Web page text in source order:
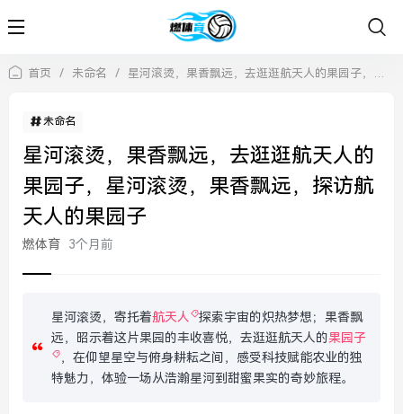
首页 / 未命名 / 星河滚烫，果香飘远，去逛逛航天人的果园子，星河滚烫，果香飘远，探访航天人的果园子
未命名
星河滚烫，果香飘远，去逛逛航天人的
果园子，星河滚烫，果香飘远，探访航
天人的果园子
燃体育 3个月前
星河滚烫，寄托着航天人
探索宇宙的炽热梦想；果香飘
远，昭示着这片果园的丰收喜悦，去逛逛航天人的果园子
，在仰望星空与俯身耕耘之间，感受科技赋能农业的独
特魅力，体验一场从浩瀚星河到甜蜜果实的奇妙旅程。